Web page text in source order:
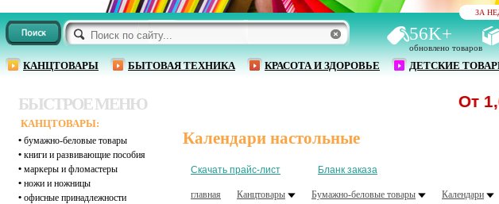
ЗА
56K+
обновлено товаров
КАНЦТОВАРЫ БЫТОВАЯ ТЕХНИКА КРАСОТА И ЗДОРОВЬЕ ДЕТСКИЕ
БЫСТРОЕ МЕНЮ
КАНЦТОВАРЫ:
• бумажно-беловые товары
• книги и развивающие пособия
• маркеры и фломастеры
• ножи и ножницы
• офисные принадлежности
От
Календари настольные
Скачать прайс-лист Бланк заказа
главная Канцтовары Бумажно-беловые товары Календари